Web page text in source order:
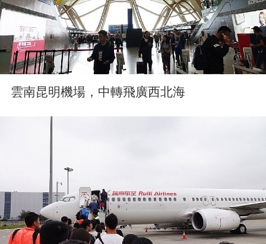
雲南昆明機場，中轉飛廣西北海